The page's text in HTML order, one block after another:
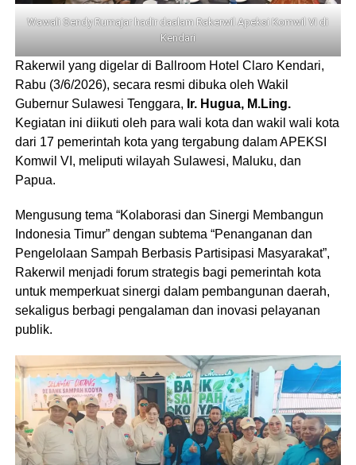
Wawali Sendy Rumajar hadir daalam Rakerwil Apeksi Komwil VI di
Kendari
Rakerwil yang digelar di Ballroom Hotel Claro Kendari,
Rabu (3/6/2026), secara resmi dibuka oleh Wakil
Gubernur Sulawesi Tenggara, Ir. Hugua, M.Ling.
Kegiatan ini diikuti oleh para wali kota dan wakil wali kota
dari 17 pemerintah kota yang tergabung dalam APEKSI
Komwil VI, meliputi wilayah Sulawesi, Maluku, dan
Papua.
Mengusung tema “Kolaborasi dan Sinergi Membangun
Indonesia Timur” dengan subtema “Penanganan dan
Pengelolaan Sampah Berbasis Partisipasi Masyarakat”,
Rakerwil menjadi forum strategis bagi pemerintah kota
untuk memperkuat sinergi dalam pembangunan daerah,
sekaligus berbagi pengalaman dan inovasi pelayanan
publik.